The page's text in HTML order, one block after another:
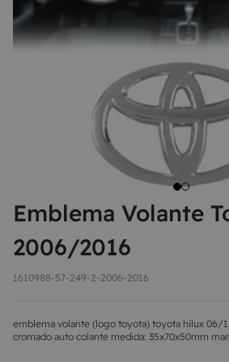
9 BOLA DE CÂMBIO
MÁQUINA DE VIDRO
Emblema Volante
2006/2016
1610988-57-249-2-2006-2016
emblema volante (logo toyota) toyota hilux 06/
cromado auto colante medida: 35x70x50mm